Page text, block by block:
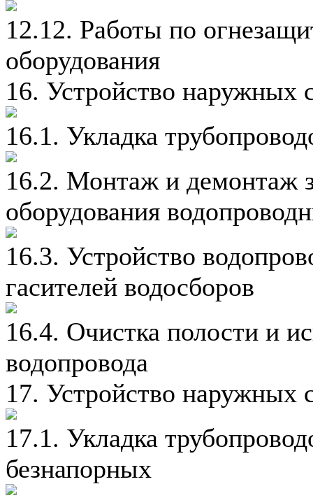
12.12. Работы по
оборудования
16. Устройство наружных
16.1. Укладка
16.2. Монтаж и демонтаж
оборудования
16.3. Устройство
гасителей водосборов
16.4. Очистка полости и
водопровода
17. Устройство наружных
17.1. Укладка
безнапорных